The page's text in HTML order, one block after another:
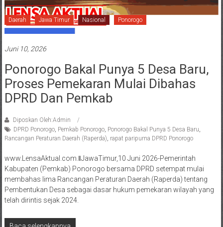
Daerah Jawa Timur Nasional Ponorogo
Juni 10, 2026
Ponorogo Bakal Punya 5 Desa Baru,
Proses Pemekaran Mulai Dibahas
DPRD Dan Pemkab
Diposkan Oleh:Admin
DPRD Ponorogo, Pemkab Ponorogo, Ponorogo Bakal Punya 5 Desa Baru
Rancangan Peraturan Daerah (Raperda) rapat paripurna DPRD Ponorogo
www.LensaAktual.com.ǁJawaTimur,10 Juni 2026-Pemerintah
Kabupaten (Pemkab) Ponorogo bersama DPRD setempat mulai
membahas lima Rancangan Peraturan Daerah (Raperda) tentang
Pembentukan Desa sebagai dasar hukum pemekaran wilayah yang
telah dirintis sejak 2024.